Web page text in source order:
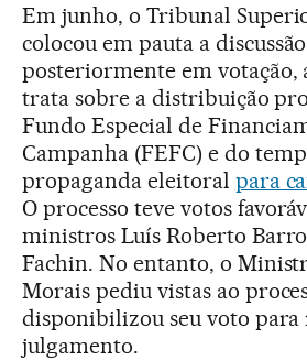
Em junho, o Tribunal
colocou em pauta a
posteriormente em votação,
trata sobre a distribuição
Fundo Especial de
Campanha (FEFC) e do
propaganda eleitoral para
O processo teve votos
ministros Luís Roberto
Fachin. No entanto, o
Morais pediu vistas ao
disponibilizou seu voto para
julgamento.